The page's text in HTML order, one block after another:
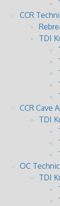
CCR
TDI
CCR Cave
TDI
OC
TDI